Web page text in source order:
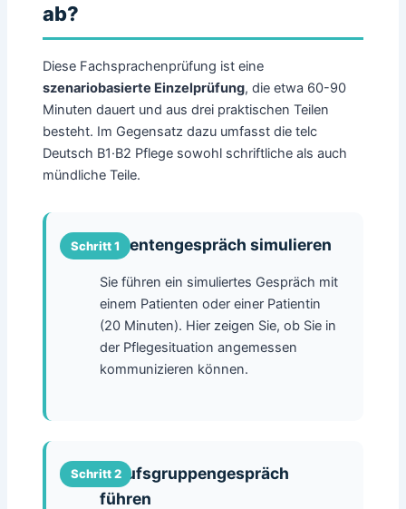
ab?
Diese Fachsprachenprüfung ist eine
szenariobasierte Einzelprüfung, die etwa 60-90
Minuten dauert und aus drei praktischen Teilen
besteht. Im Gegensatz dazu umfasst die telc
Deutsch B1·B2 Pflege sowohl schriftliche als auch
mündliche Teile.
Patientengespräch simulieren
Sie führen ein simuliertes Gespräch mit
einem Patienten oder einer Patientin
(20 Minuten). Hier zeigen Sie, ob Sie in
der Pflegesituation angemessen
kommunizieren können.
Berufsgruppengespräch
führen